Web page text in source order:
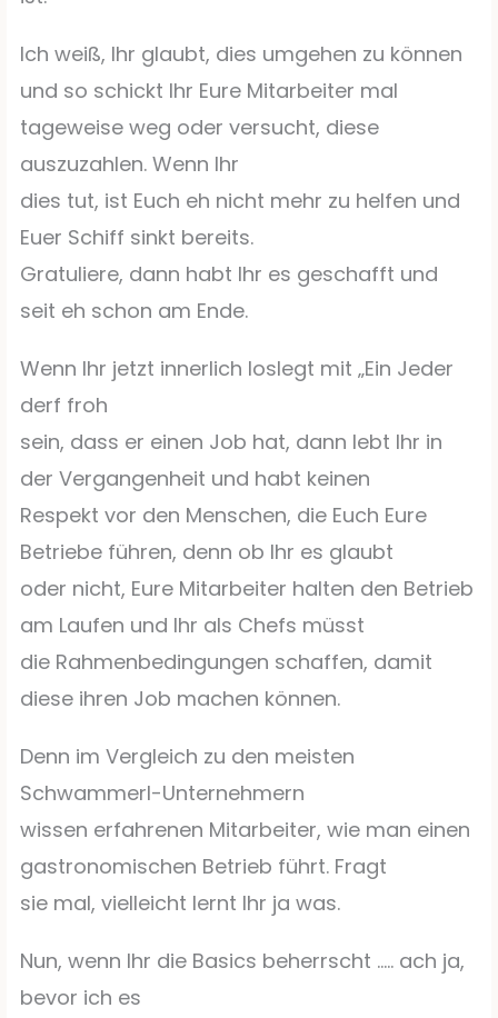
Ich weiß, Ihr glaubt, dies umgehen zu können
und so schickt Ihr Eure Mitarbeiter mal
tageweise weg oder versucht, diese
auszuzahlen. Wenn Ihr
dies tut, ist Euch eh nicht mehr zu helfen und
Euer Schiff sinkt bereits.
Gratuliere, dann habt Ihr es geschafft und
seit eh schon am Ende.
Wenn Ihr jetzt innerlich loslegt mit „Ein Jeder
derf froh
sein, dass er einen Job hat, dann lebt Ihr in
der Vergangenheit und habt keinen
Respekt vor den Menschen, die Euch Eure
Betriebe führen, denn ob Ihr es glaubt
oder nicht, Eure Mitarbeiter halten den Betrieb
am Laufen und Ihr als Chefs müsst
die Rahmenbedingungen schaffen, damit
diese ihren Job machen können.
Denn im Vergleich zu den meisten
Schwammerl-Unternehmern
wissen erfahrenen Mitarbeiter, wie man einen
gastronomischen Betrieb führt. Fragt
sie mal, vielleicht lernt Ihr ja was.
Nun, wenn Ihr die Basics beherrscht ….. ach ja,
bevor ich es